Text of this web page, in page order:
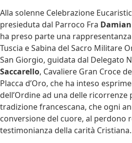
Alla solenne Celebrazione
presieduta dal Parroco Fra
ha preso parte una
Tuscia e Sabina del Sacro Militare
San Giorgio, guidata dal Delegato
Saccarello, Cavaliere Gran Croce
Placca d’Oro, che ha inteso
dell’Ordine ad una delle ricorrenze
tradizione francescana, che ogni
conversione del cuore, al perdono
testimonianza della carità Cristiana.